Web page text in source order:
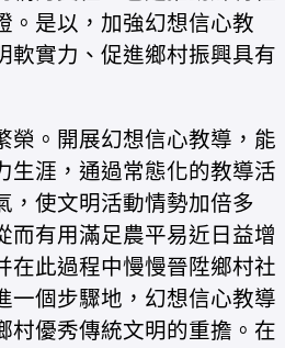
。是以，加強幻想信心教
軟實力、促進鄉村振興具有
榮。開展幻想信心教導，能
生涯，通過常態化的教導活
，使文明活動情勢加倍多
而有用滿足農平易近日益增
在此過程中慢慢晉陞鄉村社
一個步驟地，幻想信心教導
村優秀傳統文明的重擔。在